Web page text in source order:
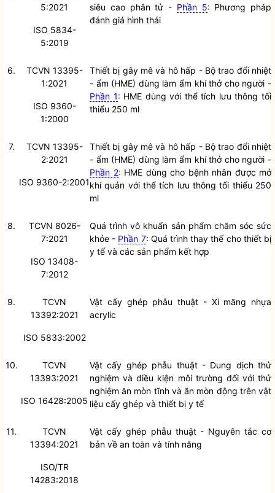
5:2021
ISO 5834-
5:2019
siêu cao phân tử - Phần 5: Phương pháp
đánh giá hình thái
6.
TCVN 13395-
1:2021
ISO 9360-
1:2000
Thiết bị gây mê và hô hấp - Bộ trao đổi nhiệt
- ẩm (HME) dùng làm ẩm khí thở cho người -
Phần 1: HME dùng với thể tích lưu thông tối
thiểu 250 ml
7.
TCVN 13395-
2:2021
ISO 9360-2:2001
Thiết bị gây mê và hô hấp - Bộ trao đổi nhiệt
- ẩm (HME) dùng làm ẩm khí thở cho người -
Phần 2: HME dùng cho bệnh nhân được mở
khí quản với thể tích lưu thông tối thiểu 250
ml
8.
TCVN 8026-
7:2021
ISO 13408-
7:2012
Quá trình vô khuẩn sản phẩm chăm sóc sức
khỏe - Phần 7: Quá trình thay thế cho thiết bị
y tế và các sản phẩm kết hợp
9.
TCVN
13392:2021
ISO 5833:2002
Vật cấy ghép phẫu thuật - Xi măng nhựa
acrylic
10.
TCVN
13393:2021
ISO 16428:2005
Vật cấy ghép phẫu thuật - Dung dịch thử
nghiệm và điều kiện môi trường đối với thử
nghiệm ăn mòn tĩnh và ăn mòn động trên vật
liệu cấy ghép và thiết bị y tế
11.
TCVN
13394:2021
ISO/TR
14283:2018
Vật cấy ghép phẫu thuật - Nguyên tắc cơ
bản về an toàn và tính năng